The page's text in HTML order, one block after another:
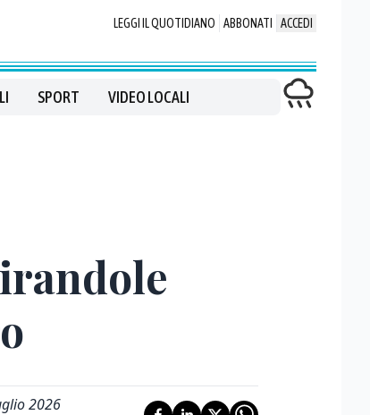
LEGGI IL QUOTIDIANO ABBONATI ACCEDI
SPORT VIDEO LOCALI
2026